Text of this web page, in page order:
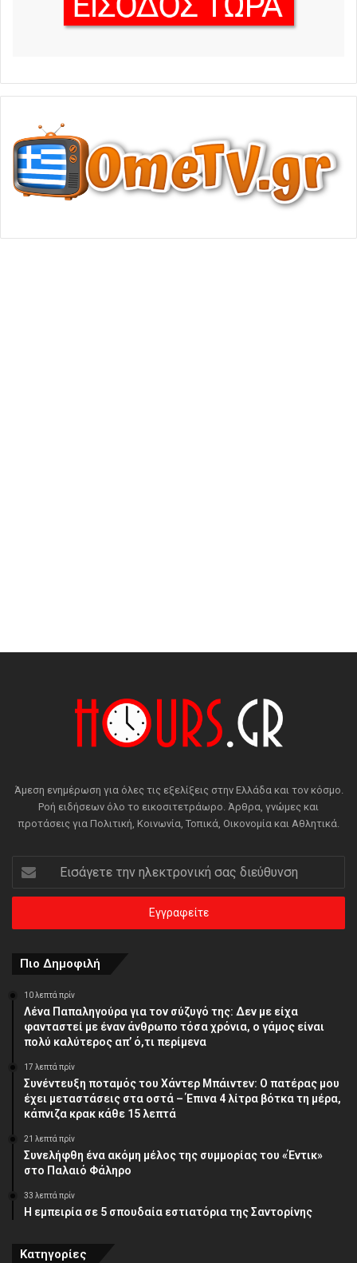
Άμεση ενημέρωση για όλες τις εξελίξεις στην Ελλάδα και τον κόσμο.
Ροή ειδήσεων όλο το εικοσιτετράωρο. Άρθρα, γνώμες και
προτάσεις για Πολιτική, Κοινωνία, Τοπικά, Οικονομία και Αθλητικά.
Εισάγετε
την
ηλεκτρονική
διεύθυνση
Πιο Δημοφιλή
10 λεπτά πρίν
Λένα Παπαληγούρα για τον σύζυγό της: Δεν με είχα
φανταστεί με έναν άνθρωπο τόσα χρόνια, ο γάμος είναι
πολύ καλύτερος απ’ ό,τι περίμενα
17 λεπτά πρίν
Συνέντευξη ποταμός του Χάντερ Μπάιντεν: Ο πατέρας μου
έχει μεταστάσεις στα οστά – Έπινα 4 λίτρα βότκα τη μέρα,
κάπνιζα κρακ κάθε 15 λεπτά
21 λεπτά πρίν
Συνελήφθη ένα ακόμη μέλος της συμμορίας του «Έντικ»
στο Παλαιό Φάληρο
33 λεπτά πρίν
Η εμπειρία σε 5 σπουδαία εστιατόρια της Σαντορίνης
Κατηγορίες